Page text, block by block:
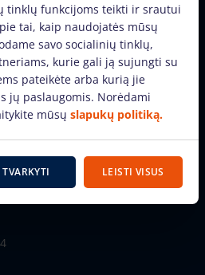
tinklų funkcijoms teikti ir srautui
tai, kaip naudojatės mūsų
savo socialinių tinklų,
kurie gali ją sujungti su
pateikėte arba kurią jie
jų paslaugomis. Norėdami
mūsų slapukų politiką.
TVARKYTI LEISTI VISUS